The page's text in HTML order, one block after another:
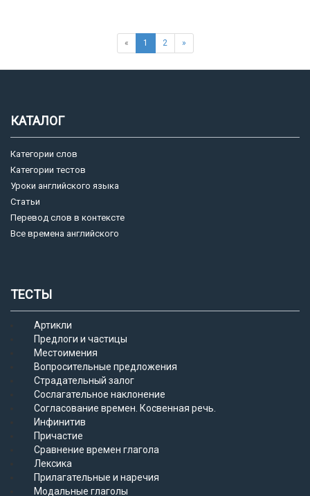
« 1 2 »
КАТАЛОГ
Категории слов
Категории тестов
Уроки английского языка
Статьи
Перевод слов в контексте
Все времена английского
ТЕСТЫ
Артикли
Предлоги и частицы
Местоимения
Вопросительные предложения
Страдательный залог
Сослагательное наклонение
Согласование времен. Косвенная речь.
Инфинитив
Причастие
Сравнение времен глагола
Лексика
Прилагательные и наречия
Модальные глаголы